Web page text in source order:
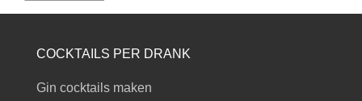
COCKTAILS PER DRANK
Gin cocktails maken